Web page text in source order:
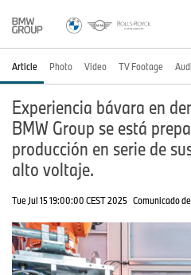
Article Photo Video TV Footage
Experiencia bávara en
BMW Group se está
producción en serie de
alto voltaje.
Tue Jul 15 19:00:00 CEST 2025 Comunicado